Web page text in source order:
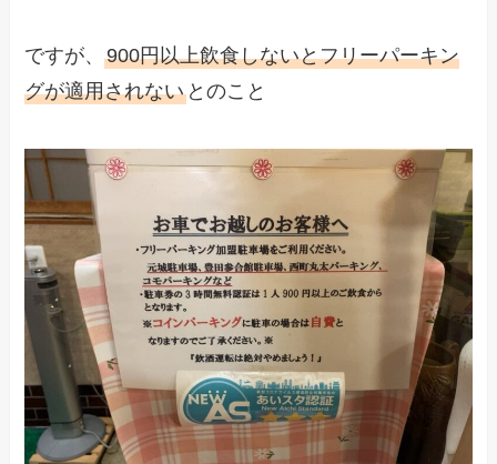
ですが、900円以上飲食しないとフリーパーキン
グが適用されない とのこと